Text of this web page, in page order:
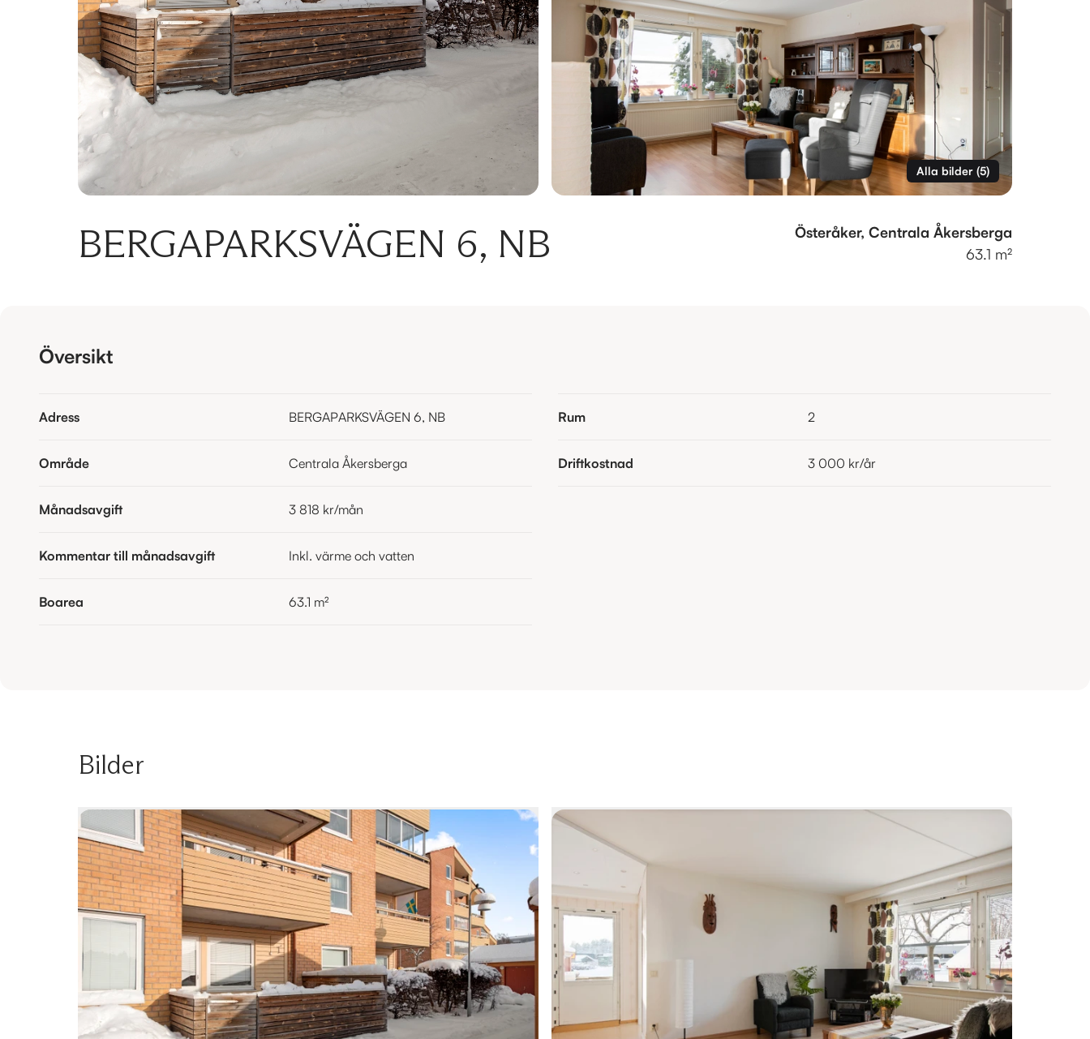
Alla bilder(5)
BERGAPARKSVÄGEN 6, NB
Österåker, Centrala Åkersberga
63.1 m²
Översikt
Adress BERGAPARKSVÄGEN 6, NB
Område Centrala Åkersberga
Månadsavgift 3 818 kr/mån
Kommentar till månadsavgift Inkl. värme och vatten
Boarea 63.1 m²
Rum 2
Driftkostnad 3 000 kr/år
Bilder